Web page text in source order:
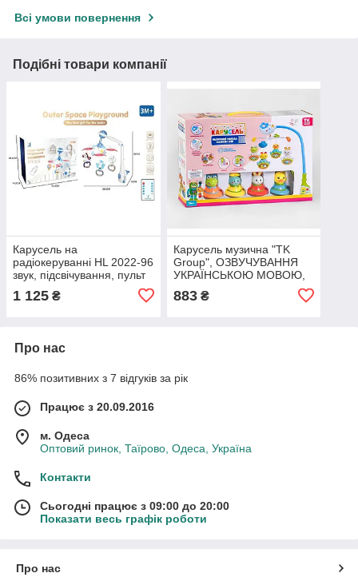
Всі умови повернення
Подібні товари компанії
Карусель на
радіокеруванні HL 2022-96
звук, підсвічування, пульт
зоряного неба, мелодії,
1 125 ₴
Карусель музична "TK
Group", ОЗВУЧУВАННЯ
УКРАЇНСЬКОЮ МОВОЮ,
4 підвіски брязкальця, на
ліжечко, обертання,
883₴
Про нас
86% позитивних з 7 відгуків за рік
Працює з 20.09.2016
м. Одеса
Оптовий ринок, Таїрово, Одеса, Україна
Контакти
Сьогодні працює з 09:00 до 20:00
Показати весь графік роботи
Про нас